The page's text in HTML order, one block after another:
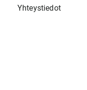
Yhteystiedot